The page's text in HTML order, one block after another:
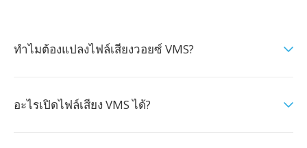
ทำไมต้องแปลงไฟล์เสียงวอยซ์ VMS?
อะไรเปิดไฟล์เสียง VMS ได้?